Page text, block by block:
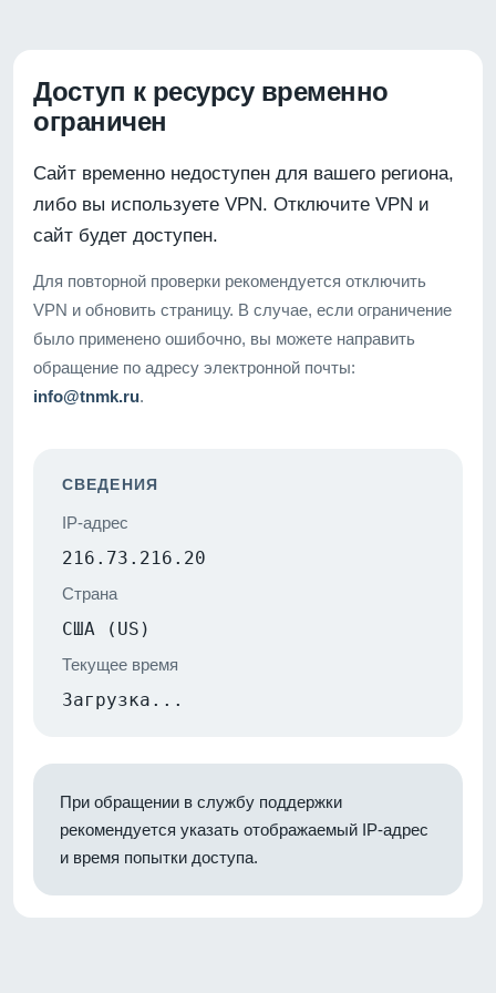
Доступ к ресурсу временно
ограничен
Сайт временно недоступен для вашего региона,
либо вы используете VPN. Отключите VPN и
сайт будет доступен.
Для повторной проверки рекомендуется отключить
VPN и обновить страницу. В случае, если ограничение
было применено ошибочно, вы можете направить
обращение по адресу электронной почты:
info@tnmk.ru.
СВЕДЕНИЯ
IP-адрес
216.73.216.20
Страна
США (US)
Текущее время
Загрузка...
При обращении в службу поддержки
рекомендуется указать отображаемый IP-адрес
и время попытки доступа.